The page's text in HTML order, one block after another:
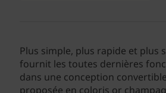
Plus simple, plus rapide et plus
fournit les toutes dernières
dans une conception
proposée en coloris or